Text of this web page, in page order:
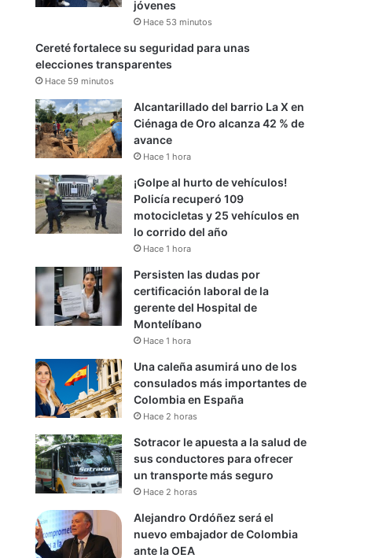
jóvenes
Hace 53 minutos
Cereté fortalece su seguridad para unas
elecciones transparentes
Hace 59 minutos
Alcantarillado del barrio La X en
Ciénaga de Oro alcanza 42 % de
avance
Hace 1 hora
¡Golpe al hurto de vehículos!
Policía recuperó 109
motocicletas y 25 vehículos en
lo corrido del año
Hace 1 hora
Persisten las dudas por
certificación laboral de la
gerente del Hospital de
Montelíbano
Hace 1 hora
Una caleña asumirá uno de los
consulados más importantes de
Colombia en España
Hace 2 horas
Sotracor le apuesta a la salud de
sus conductores para ofrecer
un transporte más seguro
Hace 2 horas
Alejandro Ordóñez será el
nuevo embajador de Colombia
ante la OEA